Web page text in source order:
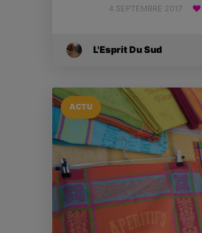
4 SEPTEMBRE 2017
L'Esprit Du Sud
ACTU